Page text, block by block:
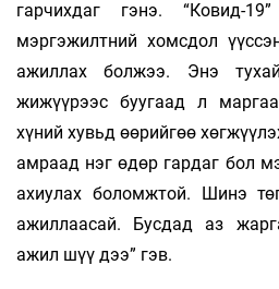
гарчихдаг гэнэ. “Ковид-
мэргэжилтний хомсдол
ажиллах болжээ. Энэ
жижүүрээс буугаад л
хүний хувьд өөрийгөө
амраад нэг өдөр гардаг бол
ахиулах боломжтой. Шинэ
ажиллаасай. Бусдад аз
ажил шүү дээ” гэв.